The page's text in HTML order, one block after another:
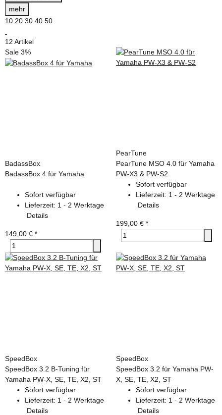
mehr
10 20 30 40 50
12 Artikel
Sale 3%
BadassBox
BadassBox 4 für Yamaha
Sofort verfügbar
Lieferzeit: 1 - 2 Werktage
Details
149,00 € *
PearTune
PearTune MSO 4.0 für Yamaha
PW-X3 & PW-S2
Sofort verfügbar
Lieferzeit: 1 - 2 Werktage
Details
199,00 € *
SpeedBox
SpeedBox 3.2 B-Tuning für
Yamaha PW-X, SE, TE, X2, ST
Sofort verfügbar
Lieferzeit: 1 - 2 Werktage
Details
SpeedBox
SpeedBox 3.2 für Yamaha PW-
X, SE, TE, X2, ST
Sofort verfügbar
Lieferzeit: 1 - 2 Werktage
Details